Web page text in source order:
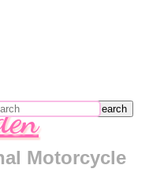
Motorcycle